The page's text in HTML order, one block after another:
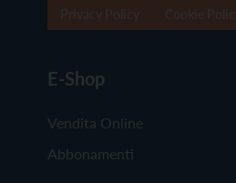
E-Shop
Vendita Online
Abbonamenti